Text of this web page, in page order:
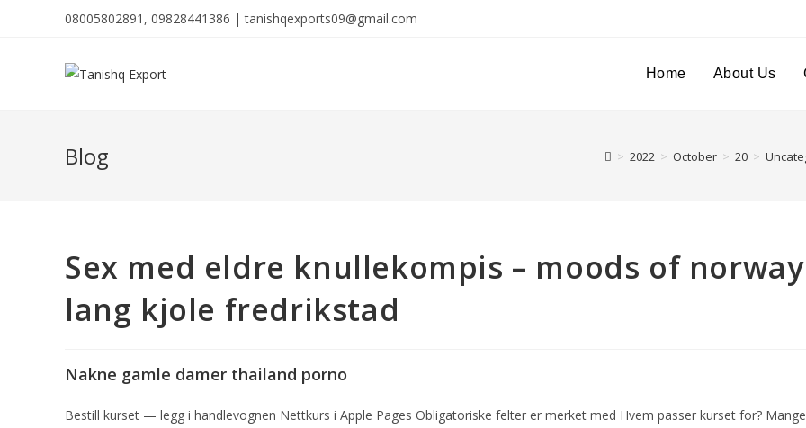
08005802891, 09828441386 | tanishqexports09@gmail.com
Home About Us
Blog > 2022 > October > 20 >
Sex med eldre knullekompis – moods of norway
lang kjole fredrikstad
Nakne gamle damer thailand porno
Bestill kurset — legg i handlevognen Nettkurs i Apple Pages Obligatoriske felter er merket med Hvem passer kurset for? Mange